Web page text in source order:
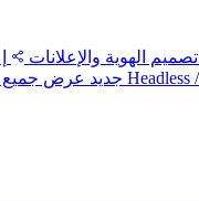
تصميم الهوية والإعلانات
جديد عرض جميع